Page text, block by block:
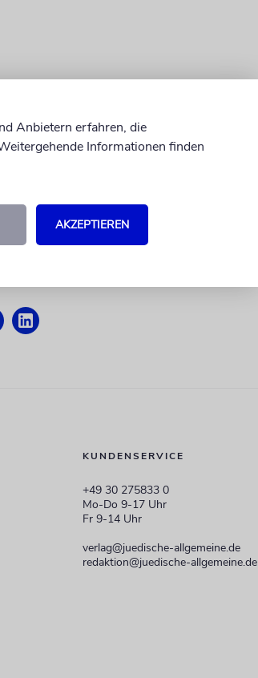
KUNDENSERVICE
+49 30 275833 0
Mo-Do 9-17 Uhr
Fr 9-14 Uhr
verlag@juedische-allgemeine.de
redaktion@juedische-allgemeine.de
Anbietern erfahren, die
Informationen finden
AKZEPTIEREN